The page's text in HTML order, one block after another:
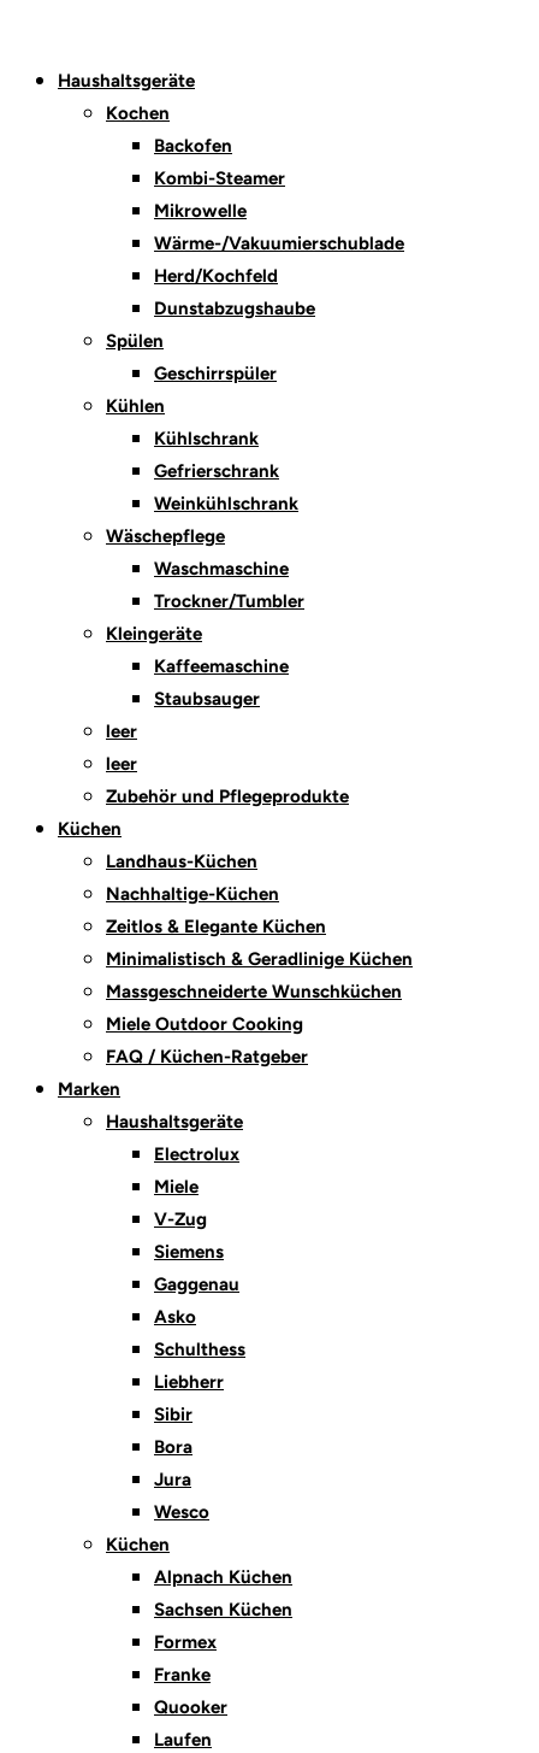
Haushaltsgeräte
Kochen
Backofen
Kombi-Steamer
Mikrowelle
Wärme-/Vakuumierschublade
Herd/Kochfeld
Dunstabzugshaube
Spülen
Geschirrspüler
Kühlen
Kühlschrank
Gefrierschrank
Weinkühlschrank
Wäschepflege
Waschmaschine
Trockner/Tumbler
Kleingeräte
Kaffeemaschine
Staubsauger
leer
leer
Zubehör und Pflegeprodukte
Küchen
Landhaus-Küchen
Nachhaltige-Küchen
Zeitlos & Elegante Küchen
Minimalistisch & Geradlinige Küchen
Massgeschneiderte Wunschküchen
Miele Outdoor Cooking
FAQ / Küchen-Ratgeber
Marken
Haushaltsgeräte
Electrolux
Miele
V-Zug
Siemens
Gaggenau
Asko
Schulthess
Liebherr
Sibir
Bora
Jura
Wesco
Küchen
Alpnach Küchen
Sachsen Küchen
Formex
Franke
Quooker
Laufen